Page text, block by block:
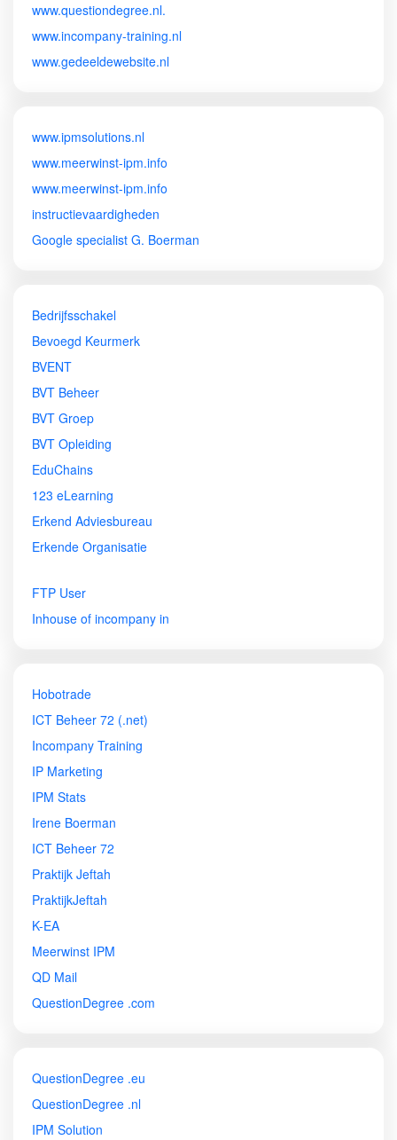
www.questiondegree.nl.
www.incompany-training.nl
www.gedeeldewebsite.nl
www.ipmsolutions.nl
www.meerwinst-ipm.info
www.meerwinst-ipm.info
instructievaardigheden
Google specialist G. Boerman
Bedrijfsschakel
Bevoegd Keurmerk
BVENT
BVT Beheer
BVT Groep
BVT Opleiding
EduChains
123 eLearning
Erkend Adviesbureau
Erkende Organisatie
FTP User
Inhouse of incompany in
Hobotrade
ICT Beheer 72 (.net)
Incompany Training
IP Marketing
IPM Stats
Irene Boerman
ICT Beheer 72
Praktijk Jeftah
PraktijkJeftah
K-EA
Meerwinst IPM
QD Mail
QuestionDegree .com
QuestionDegree .eu
QuestionDegree .nl
IPM Solution